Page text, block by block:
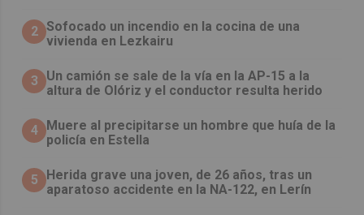
2 Sofocado un incendio en la cocina de una
vivienda en Lezkairu
3
Un camión se sale de la vía en la AP-15 a la
altura de Olóriz y el conductor resulta herido
4 Muere al precipitarse un hombre que huía de la
policía en Estella
5
Herida grave una joven, de 26 años, tras un
aparatoso accidente en la NA-122, en Lerín